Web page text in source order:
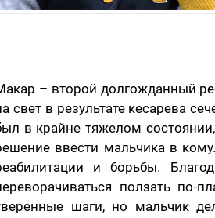
– второй долгожданный
свет в результате кесарева
в крайне тяжелом
ввести мальчика в
и борьбы.
ползать по-
шаги, но мальчик